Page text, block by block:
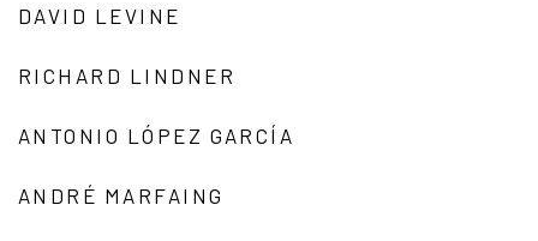
DAVID LEVINE
RICHARD LINDNER
ANTONIO LÓPEZ GARCÍA
ANDRÉ MARFAING